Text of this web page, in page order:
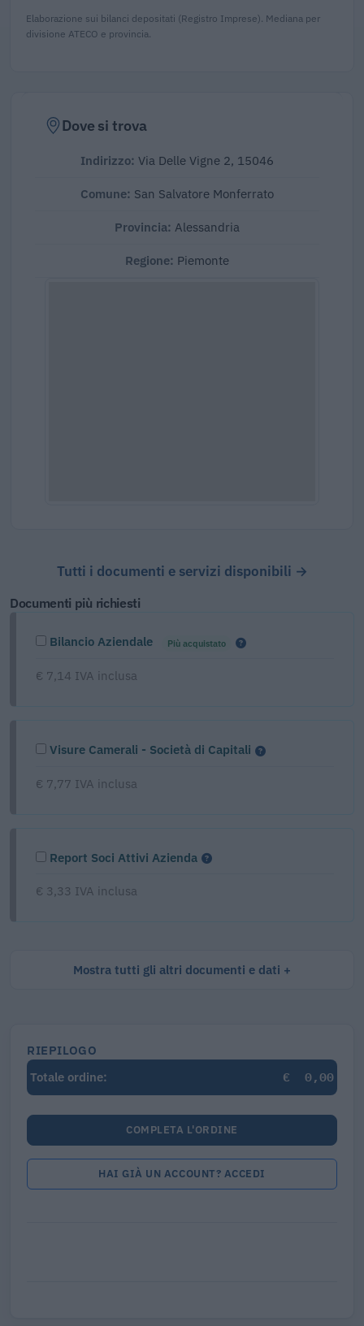
Elaborazione sui bilanci depositati (Registro Imprese). Mediana per
divisione ATECO e provincia.
Dove si trova
Indirizzo: Via Delle Vigne 2, 15046
Comune: San Salvatore Monferrato
Provincia: Alessandria
Regione: Piemonte
Tutti i documenti e servizi disponibili →
Documenti più richiesti
Bilancio Aziendale Più acquistato
€ 7,14 IVA inclusa
Visure Camerali - Società di Capitali
€ 7,77 IVA inclusa
Report Soci Attivi Azienda
€ 3,33 IVA inclusa
Mostra tutti gli altri documenti e dati
RIEPILOGO
Totale ordine:
€ 0,00
COMPLETA L'ORDINE
HAI GIÀ UN ACCOUNT? ACCEDI